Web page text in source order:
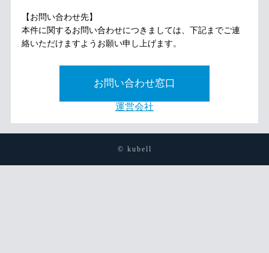
【お問い合わせ先】
本件に関するお問い合わせにつきましては、下記までご連
絡いただけますようお願い申し上げます。
お問い合わせ窓口
運営会社
© kubell